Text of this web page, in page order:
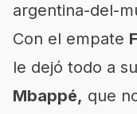
argentina-del-
Con el empate
le dejó todo a
Mbappé, que